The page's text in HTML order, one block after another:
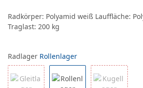
Radkörper: Polyamid weiß Lauffläche:
Traglast: 200 kg
Radlager Rollenlager